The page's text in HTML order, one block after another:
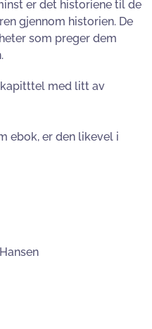
er det historiene til de
gjennom historien. De
som preger dem
med litt av
ebok, er den likevel i